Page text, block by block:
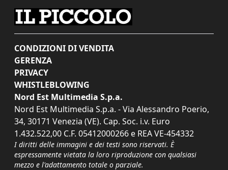
CONDIZIONI DI VENDITA
GERENZA
PRIVACY
WHISTLEBLOWING
Nord Est Multimedia S.p.a.
Nord Est Multimedia S.p.a. - Via Alessandro Poerio,
34, 30171 Venezia (VE). Cap. Soc. i.v. Euro
1.432.522,00 C.F. 05412000266 e REA VE-454332
I diritti delle immagini e dei testi sono riservati. È
espressamente vietata la loro riproduzione con qualsiasi
mezzo e l'adattamento totale o parziale.